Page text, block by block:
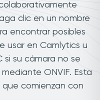
clic en un nombre
encontrar posibles
usar en Camlytics u
si su cámara no se
ONVIF. Esta
comienzan con